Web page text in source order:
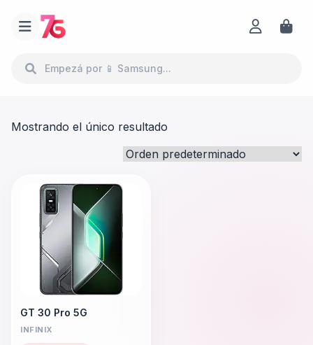
Mostrando el único resultado
GT 30 Pro 5G
INFINIX